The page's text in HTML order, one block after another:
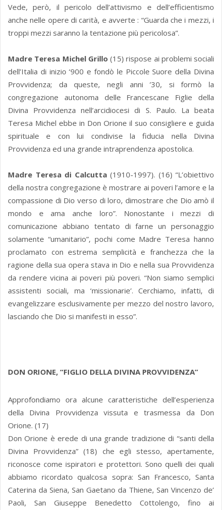
Vede, però, il pericolo dell’attivismo e dell’efficientismo
anche nelle opere di carità, e avverte : “Guarda che i mezzi, i
troppi mezzi saranno la tentazione più pericolosa”.
Madre Teresa Michel Grillo (15) rispose ai problemi sociali
dell’Italia di inizio ‘900 e fondò le Piccole Suore della Divina
Provvidenza; da queste, negli anni ’30, si formò la
congregazione autonoma delle Francescane Figlie della
Divina Provvidenza nell’arcidiocesi di S. Paulo. La beata
Teresa Michel ebbe in Don Orione il suo consigliere e guida
spirituale e con lui condivise la fiducia nella Divina
Provvidenza ed una grande intraprendenza apostolica.
Madre Teresa di Calcutta(1910-1997). (16) “L’obiettivo
della nostra congregazione è mostrare ai poveri l’amore e la
compassione di Dio verso di loro, dimostrare che Dio amò il
mondo e ama anche loro”. Nonostante i mezzi di
comunicazione abbiano tentato di farne un personaggio
solamente “umanitario”, pochi come Madre Teresa hanno
proclamato con estrema semplicità e franchezza che la
ragione della sua opera stava in Dio e nella sua Provvidenza
da rendere vicina ai poveri più poveri. “Non siamo semplici
assistenti sociali, ma ‘missionarie’. Cerchiamo, infatti, di
evangelizzare esclusivamente per mezzo del nostro lavoro,
lasciando che Dio si manifesti in esso”.
DON ORIONE, “FIGLIO DELLA DIVINA PROVVIDENZA”
Approfondiamo ora alcune caratteristiche dell’esperienza
della Divina Provvidenza vissuta e trasmessa da Don
Orione. (17)
Don Orione è erede di una grande tradizione di “santi della
Divina Provvidenza” (18) che egli stesso, apertamente,
riconosce come ispiratori e protettori. Sono quelli dei quali
abbiamo ricordato qualcosa sopra: San Francesco, Santa
Caterina da Siena, San Gaetano da Thiene, San Vincenzo de’
Paoli, San Giuseppe Benedetto Cottolengo, fino ai